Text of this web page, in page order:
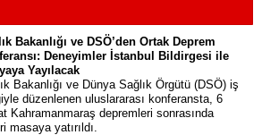
Bakanlığı ve DSÖ’den Ortak Deprem
Deneyimler İstanbul Bildirgesi ile
Yayılacak
Bakanlığı ve Dünya Sağlık Örgütü (DSÖ) iş
düzenlenen uluslararası konferansta, 6
Kahramanmaraş depremleri sonrasında
masaya yatırıldı.